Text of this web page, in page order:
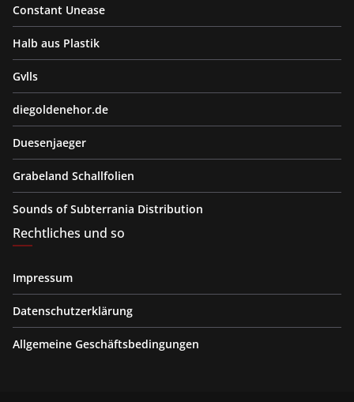
Constant Unease
Halb aus Plastik
Gvlls
diegoldenehor.de
Duesenjaeger
Grabeland Schallfolien
Sounds of Subterrania Distribution
Rechtliches und so
Impressum
Datenschutzerklärung
Allgemeine Geschäftsbedingungen